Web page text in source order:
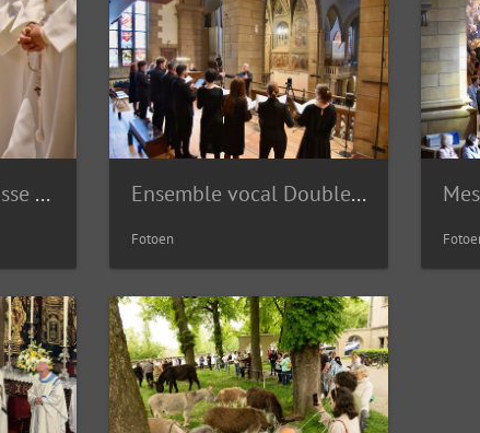
Messe pour la Paroisse Lëtzebuerg Notre-Dame Secteur Ouest | 03.05.2026 Ensemble vocal Double8 | 03.05.2026
Fotoen